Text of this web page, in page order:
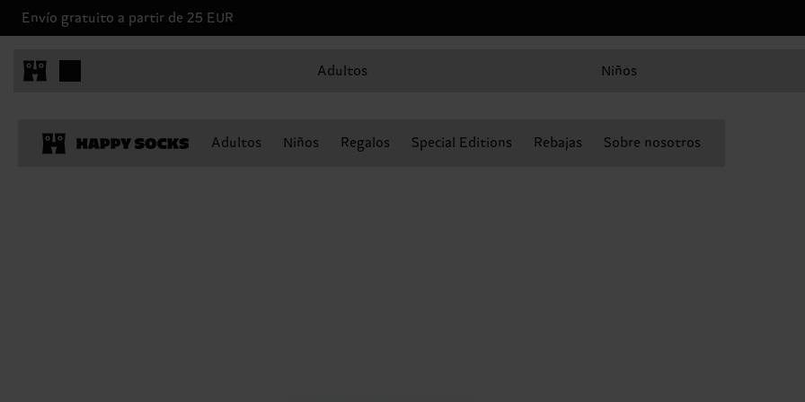
Envío gratuito a partir de 25 EUR
Adultos Niños
Adultos Niños Regalos Special Editions Rebajas Sobre nosotros